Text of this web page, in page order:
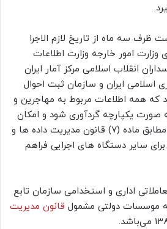
سه ماه از تاریخ لازم الاجرا
امور خارجه وزارت اطلاعات
انقلاب اسلامی مرکز آمار ایران
اسلامی ایران و سازمان ثبت احوال
که همه اطلاعات مربوط به مهاجرین و
صورت یکپارچه گردآوری شود و امکان
بهره برداری از آن سامانه مطابق ماده (۷) قانون مدیریت داده ها و
اطلاعات ملی مصوب ۱۴۰۱ برای سایر دستگاه های اجرایی فراهم
اداری و استخدامی سازمان تابع
موسسات دولتی مشمول قانون مدیریت